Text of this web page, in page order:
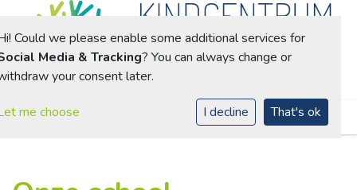
Toggle navigation
Could we please enable some additional services for
Media & Tracking? You can always change or
your consent later.
me choose I decline That's ok